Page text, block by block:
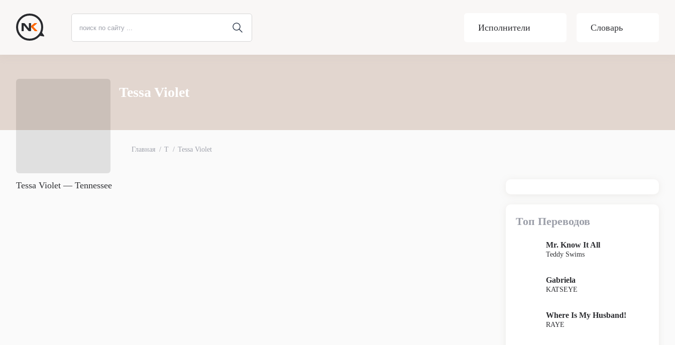
Исполнители Словарь
Tessa Violet
Главная T Tessa Violet
Tessa Violet — Tennessee
Топ Переводов
Mr. Know It All
Teddy Swims
Gabriela
KATSEYE
Where Is My Husband!
RAYE